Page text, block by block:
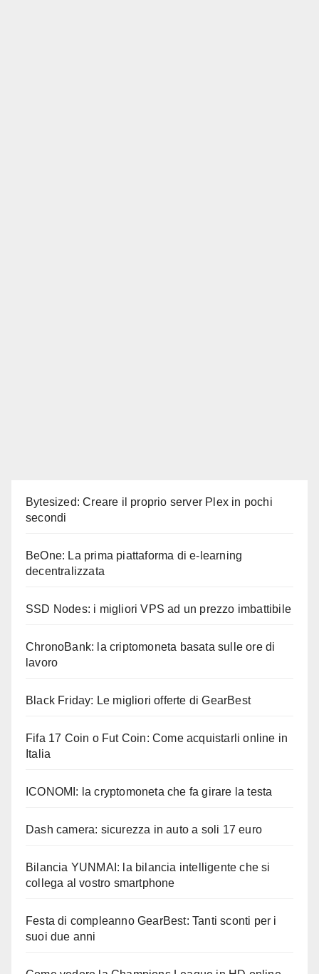
Bytesized: Creare il proprio server Plex in pochi
secondi
BeOne: La prima piattaforma di e-learning
decentralizzata
SSD Nodes: i migliori VPS ad un prezzo imbattibile
ChronoBank: la criptomoneta basata sulle ore di
lavoro
Black Friday: Le migliori offerte di GearBest
Fifa 17 Coin o Fut Coin: Come acquistarli online in
Italia
ICONOMI: la cryptomoneta che fa girare la testa
Dash camera: sicurezza in auto a soli 17 euro
Bilancia YUNMAI: la bilancia intelligente che si
collega al vostro smartphone
Festa di compleanno GearBest: Tanti sconti per i
suoi due anni